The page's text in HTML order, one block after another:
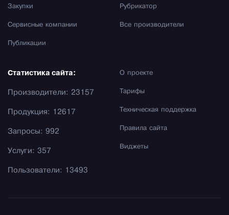
Закупки
Сервисные компании
Публикации
Рубрикатор
Все производители
О проекте
Тарифы
Техническая поддержка
Правила сайта
Виджеты
Статистика сайта:
Производители: 23157
Продукция: 12617
Запросы: 992
Услуги: 357
Пользователи: 13493